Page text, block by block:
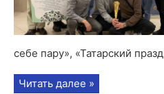
себе пару», «Татарский
Читать далее »